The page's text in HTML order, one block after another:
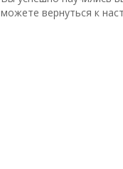
можете вернуться к